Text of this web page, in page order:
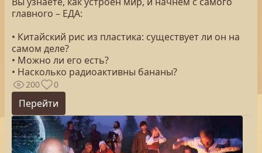
главного – ЕДА:
• Китайский рис из пластика: существует ли он на
самом деле?
• Можно ли его есть?
• Насколько радиоактивны бананы?
200 0
Перейти